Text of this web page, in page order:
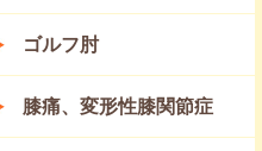
ゴルフ肘
膝痛、変形性膝関節症